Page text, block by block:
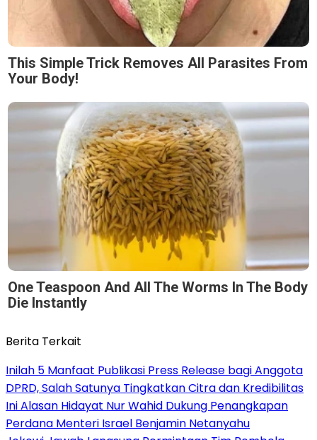
This Simple Trick Removes All Parasites From
Your Body!
One Teaspoon And All The Worms In The Body
Die Instantly
Berita Terkait
Inilah 5 Manfaat Publikasi Press Release bagi Anggota
DPRD, Salah Satunya Tingkatkan Citra dan Kredibilitas
Ini Alasan Hidayat Nur Wahid Dukung Penangkapan
Perdana Menteri Israel Benjamin Netanyahu